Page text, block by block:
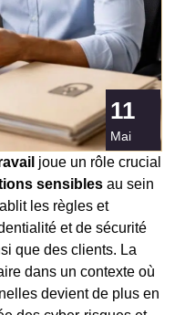
11
Mai
joue un rôle crucial
sensibles au sein
les règles et
et de sécurité
que des clients. La
dans un contexte où
devient de plus en